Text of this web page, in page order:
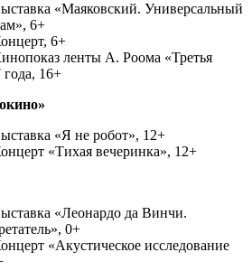
«Маяковский. Универсальный
6+
6+
ленты А. Роома «Третья
16+
«Я не робот», 12+
«Тихая вечеринка», 12+
«Леонардо да Винчи.
0+
«Акустическое исследование